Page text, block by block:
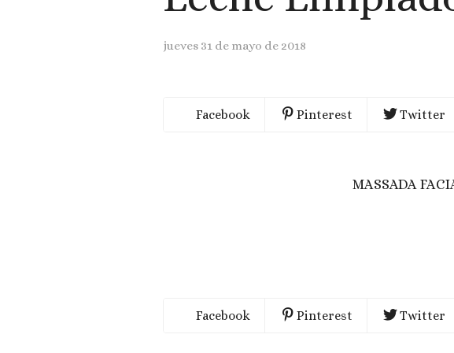
jueves 31 de mayo de 2018
Facebook Pinterest Twitter
MASSADA
Facebook Pinterest Twitter